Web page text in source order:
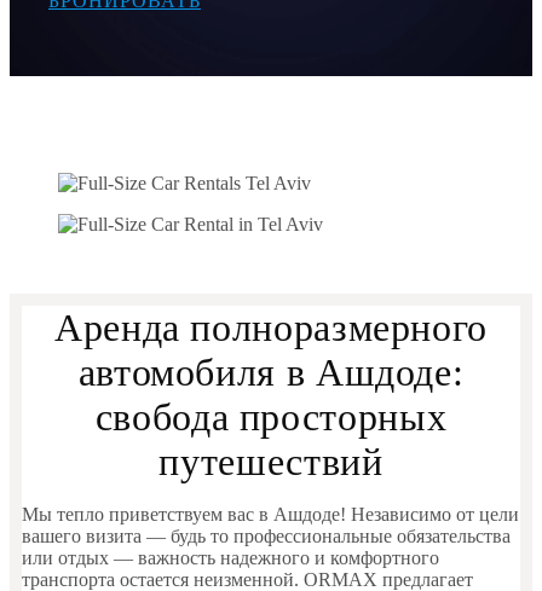
Аренда полноразмерного
автомобиля в Ашдоде:
свобода просторных
путешествий
Мы тепло приветствуем вас в Ашдоде! Независимо от цели
вашего визита — будь то профессиональные обязательства
или отдых — важность надежного и комфортного
транспорта остается неизменной. ORMAX предлагает